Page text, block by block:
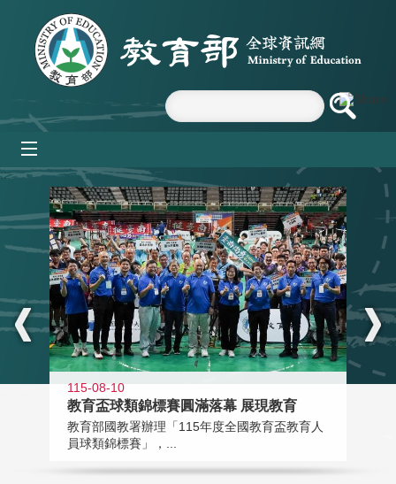
跳到主要內容區塊
:::
115-08-10
教育盃球類錦標賽圓滿落幕 展現教育
教育部國教署辦理「115年度全國教育盃教育人
員球類錦標賽」，...